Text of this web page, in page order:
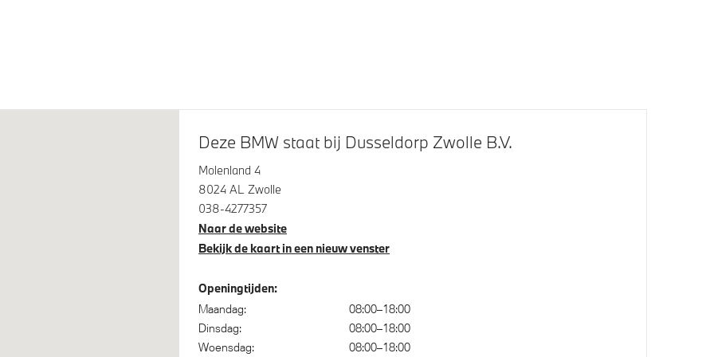
Automatisch dimmende binnen- en
buitenspiegel bestuurderzijde
Steptronic transmissie met
schakelpaddles aan het stuurwiel
Deze BMW staat bij Dusseldorp Zwolle B.V.
Molenland 4
8024 AL Zwolle
038-4277357
Naar de website
Bekijk de kaart in een nieuw venster
Openingtijden:
Maandag:
08:00–18:00
Dinsdag:
08:00–18:00
Woensdag:
08:00–18:00